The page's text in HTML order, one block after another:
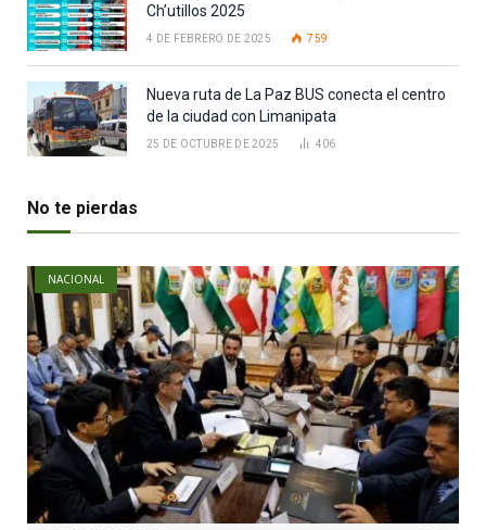
Ch’utillos 2025
4 DE FEBRERO DE 2025 759
Nueva ruta de La Paz BUS conecta el centro
de la ciudad con Limanipata
25 DE OCTUBRE DE 2025 406
No te pierdas
NACIONAL